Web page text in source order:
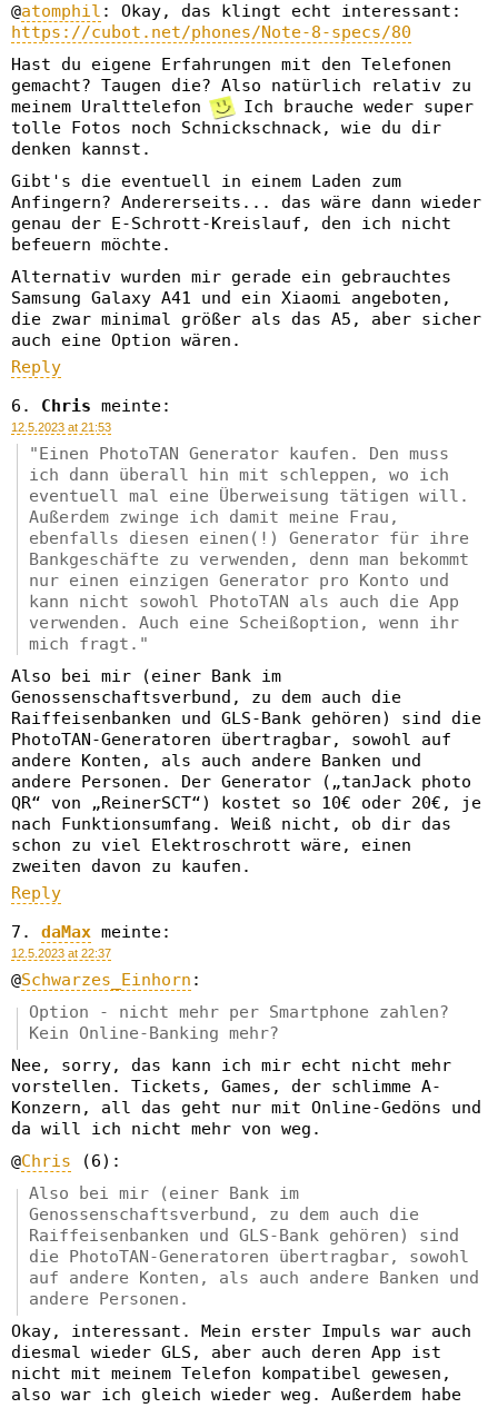
@atomphil : Okay, das klingt echt interessant:
https://cubot.net/phones/Note-8-specs/80
Hast du eigene Erfahrungen mit den Telefonen
gemacht? Taugen die? Also natürlich relativ zu
meinem Uralttelefon
Ich brauche weder super
tolle Fotos noch Schnickschnack, wie du dir
denken kannst.
Gibt's die eventuell in einem Laden zum
Anfingern? Andererseits... das wäre dann wieder
genau der E-Schrott-Kreislauf, den ich nicht
befeuern möchte.
Alternativ wurden mir gerade ein gebrauchtes
Samsung Galaxy A41 und ein Xiaomi angeboten,
die zwar minimal größer als das A5, aber sicher
auch eine Option wären.
Reply
Chris meinte:
12.5.2023 at 21:53
Einen PhotoTAN Generator kaufen. Den muss
ich dann überall hin mit schleppen, wo ich
eventuell mal eine Überweisung tätigen will.
Außerdem zwinge ich damit meine Frau,
ebenfalls diesen einen(!) Generator für ihre
Bankgeschäfte zu verwenden, denn man bekommt
nur einen einzigen Generator pro Konto und
kann nicht sowohl PhotoTAN als auch die App
verwenden. Auch eine Scheißoption, wenn ihr
mich fragt.
Also bei mir (einer Bank im
Genossenschaftsverbund, zu dem auch die
Raiffeisenbanken und GLS-Bank gehören) sind die
PhotoTAN-Generatoren übertragbar, sowohl auf
andere Konten, als auch andere Banken und
andere Personen. Der Generator („tanJack photo
QR“ von „ReinerSCT“) kostet so 10€ oder 20€, je
nach Funktionsumfang. Weiß nicht, ob dir das
schon zu viel Elektroschrott wäre, einen
zweiten davon zu kaufen.
Reply
daMax meinte:
12.5.2023 at 22:37
@Schwarzes_Einhorn :
Option - nicht mehr per Smartphone zahlen?
Kein Online-Banking mehr?
Nee, sorry, das kann ich mir echt nicht mehr
vorstellen. Tickets, Games, der schlimme A-
Konzern, all das geht nur mit Online-Gedöns und
da will ich nicht mehr von weg.
@Chris (6):
Also bei mir (einer Bank im
Genossenschaftsverbund, zu dem auch die
Raiffeisenbanken und GLS-Bank gehören) sind
die PhotoTAN-Generatoren übertragbar, sowohl
auf andere Konten, als auch andere Banken und
andere Personen.
Okay, interessant. Mein erster Impuls war auch
diesmal wieder GLS, aber auch deren App ist
nicht mit meinem Telefon kompatibel gewesen,
also war ich gleich wieder weg. Außerdem habe